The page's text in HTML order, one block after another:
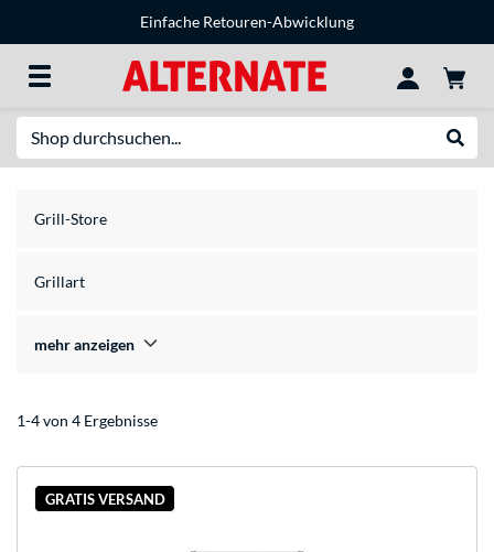
Einfache Retouren-Abwicklung
Grill-Store
Grillart
mehr anzeigen
1-4 von 4 Ergebnisse
GRATIS VERSAND